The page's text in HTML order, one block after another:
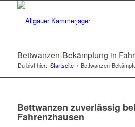
Bettwanzen-Bekämpfung in
Du bist hier: Startseite / Bettwanzen-
Bettwanzen zuverlässig
Fahrenzhausen